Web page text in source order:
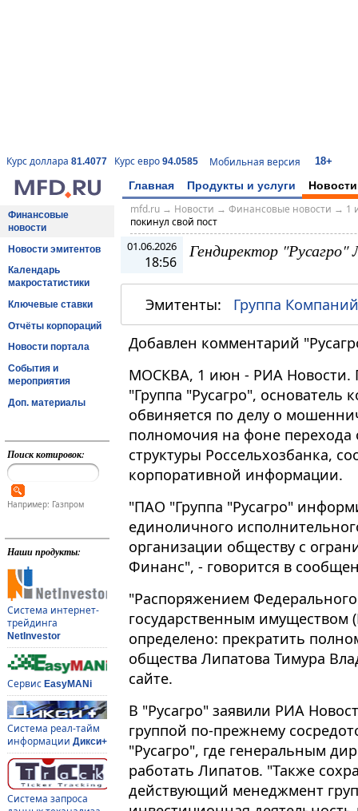
Курс доллара 81.4077 Курс евро 94.0585 Мобильная версия 18+
Главная Продукты и услуги Новости
Финансовые
новости
Новости эмитентов
Календарь
макростатистики
Ключевые ставки
Отчёты корпораций
Новости портала
События и
мероприятия
Доп. материалы
Поиск котировок:
Например: Газпром
Наши продукты:
Система интернет-
трейдинга
NetInvestor
Сервис EasyMANi
Система реал-тайм
информации Дикси+
Система запроса
mfd.ru→ Новости → Финансовые новости → 1
покинул свой пост
01.06.2026
18:56
Гендиректор "Русагро"
Эмитенты: Группа
Добавлен комментарий
МОСКВА, 1 июн - РИА Новости.
"Группа "Русагро",
обвиняется по делу о
полномочия на фоне перехода
структуры Россельхозбанка,
корпоративной информации​​​.
"ПАО "Группа "Русагро"
единоличного
организации обществу с
Финанс", - говорится в
"Распоряжением
государственным имуществом
определено: прекратить
общества Липатова Тимура
сайте.
В "Русагро" заявили РИА
группой по-прежнему
"Русагро", где генеральным
работать Липатов. "Также
действующий менеджмент